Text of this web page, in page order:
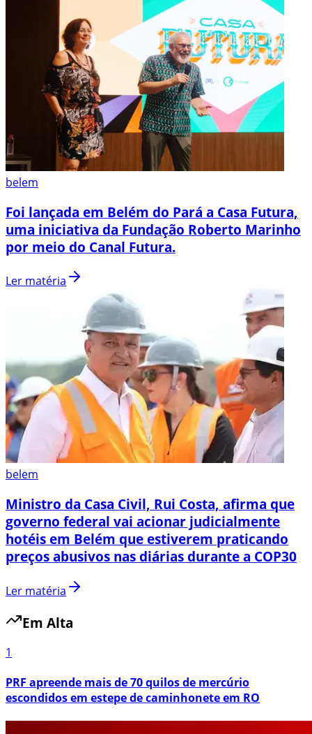
belem
Foi lançada em Belém do Pará a Casa Futura,
uma iniciativa da Fundação Roberto Marinho
por meio do Canal Futura.
Ler matéria
belem
Ministro da Casa Civil, Rui Costa, afirma que
governo federal vai acionar judicialmente
hotéis em Belém que estiverem praticando
preços abusivos nas diárias durante a COP30
Ler matéria
Em Alta
1
PRF apreende mais de 70 quilos de mercúrio
escondidos em estepe de caminhonete em RO